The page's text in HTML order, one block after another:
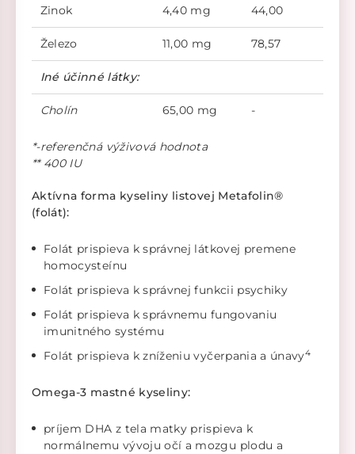
Zinok 4,40 mg 44,00
Železo 11,00 mg 78,57
Iné účinné látky:
Cholín 65,00 mg -
*-referenčná výživová hodnota
** 400 IU
Aktívna forma kyseliny listovej Metafolin®
(folát):
Folát prispieva k správnej látkovej premene
homocysteínu
Folát prispieva k správnej funkcii psychiky
Folát prispieva k správnemu fungovaniu
imunitného systému
Folát prispieva k zníženiu vyčerpania a únavy4
Omega-3 mastné kyseliny:
príjem DHA z tela matky prispieva k
normálnemu vývoju očí a mozgu plodu a